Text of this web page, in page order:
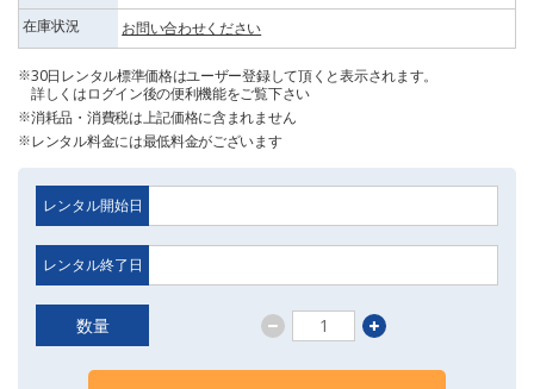
在庫状況
お問い合わせください
30日レンタル標準価格はユーザー登録して頂くと表示されます。
詳しくはログイン後の便利機能をご覧下さい
消耗品・消費税は上記価格に含まれません
レンタル料金には最低料金がございます
レンタル開始日
レンタル終了日
数量